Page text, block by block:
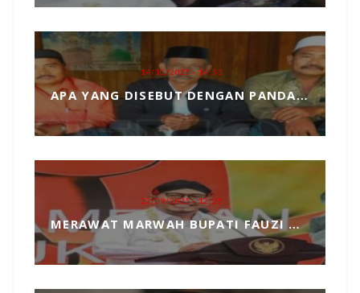
14/10/2025 - 14:53
APA YANG DISEBUT DENGAN PANDANGAN DUNIA, MARI KITA ULAS SECARA SEDERHANA
23/09/2025 - 12:25
MERAWAT MARWAH BUPATI FAUZI DARI TANGAN JAHIL PENYELENGGARA EVENT MCF 2025